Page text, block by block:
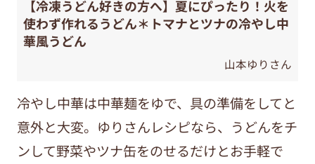
【冷凍うどん好きの方へ】夏にぴったり！火を
使わず作れるうどん＊トマナとツナの冷やし中
華風うどん
山本ゆりさん
冷やし中華は中華麺をゆで、具の準備をしてと
意外と大変。ゆりさんレシピなら、うどんをチ
ンして野菜やツナ缶をのせるだけとお手軽で